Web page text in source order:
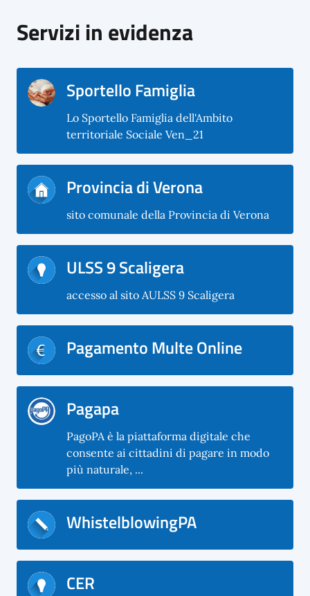
Servizi in evidenza
Sportello Famiglia
Lo Sportello Famiglia dell'Ambito
territoriale Sociale Ven_21
Provincia di Verona
sito comunale della Provincia di Verona
ULSS 9 Scaligera
accesso al sito AULSS 9 Scaligera
Pagamento Multe Online
Pagapa
PagoPA è la piattaforma digitale che
consente ai cittadini di pagare in modo
più naturale, ...
WhistelblowingPA
CER